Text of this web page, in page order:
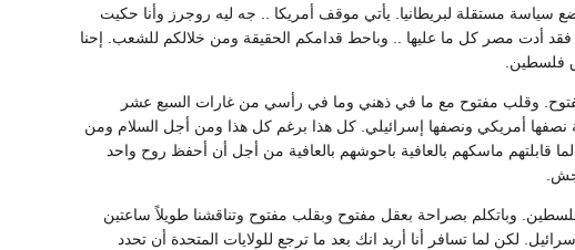
سياسة مستقلة لبريطانيا. يأتي موقف أمريكا .. جه ليه روجرز وأنا حكيت
أدت مصر كل ما عليها .. وباحط قدامكم الحقيقة ومن خلالكم للشعب. إحنا
فلسطين.
وقلب مفتوح مع ما في ذهني وما في رأسي من غارات السبع عشر
نصفها أمريكي ونصفها إسرائيلي. كل هذا برغم كل هذا ومن أجل السلام ومن
قابلتهم ماسكهم بالعافية باحوشهم بالعافية من أجل أن أحفظ روح واحد
وباتكلم بصراحة بعقل مفتوح وبقلب مفتوح وتناقشنا طويلاً ساعتين
لكن لما تسافر أنا أريد انك بعد ما ترجع للولايات المتحدة أن تحدد